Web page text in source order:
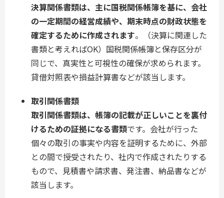
決算関係書類は、主に国税関係帳簿を基に、会社
の一定期間の経営成績や、期末時点の財政状態を
確定するために作成されます。（決算に関連した
書類と考えればOK）国税関係帳簿と保存区分が
同じで、真実性と可視性の確保が求められます。
貸借対照表や損益計算書などが該当します。
取引関係書類
取引関係書類は、帳簿の記載が正しいことを裏付
けるための証拠になる書類です。会社が行った
個々の取引の事実や内容を証明するために、外部
との間で授受されたり、社内で作成されたりする
もので、見積書や請求書、発注書、納品書などが
該当します。